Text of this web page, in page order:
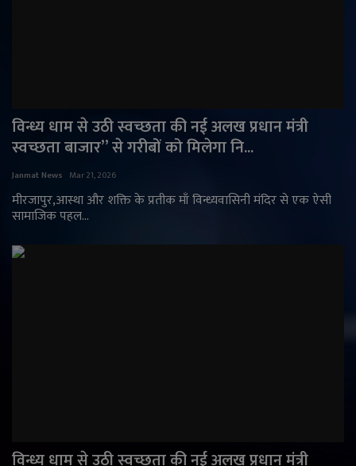
विन्ध्य धाम से उठी स्वच्छता की नई अलख प्रधान मंत्री
स्वच्छता बाजार” से गरीबों को मिलेगा नि...
Janmat News Mar 21, 2026
मीरजापुर,आस्था और शक्ति के प्रतीक माँ विन्ध्यवासिनी मंदिर से एक ऐसी
सामाजिक पहल...
विन्ध्य धाम से उठी स्वच्छता की नई अलख प्रधान मंत्री